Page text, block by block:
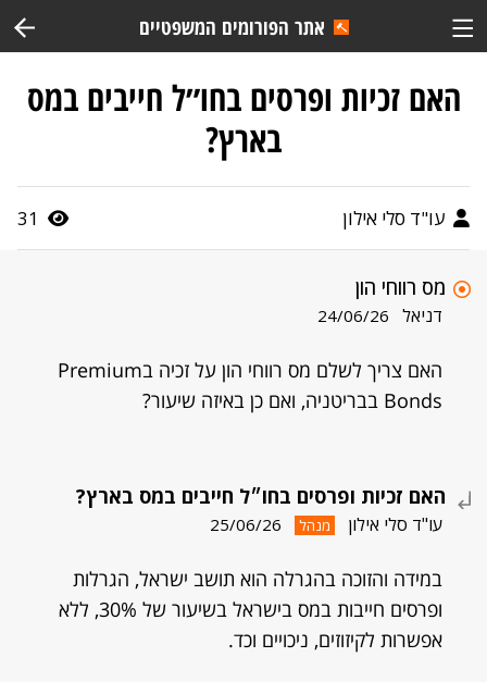
אתר הפורומים המשפטיים
האם זכיות ופרסים בחו״ל חייבים במס
בארץ?
עו"ד סלי אילון 31
מס רווחי הון
דניאל 24/06/26
האם צריך לשלם מס רווחי הון על זכיה בPremium
Bonds בבריטניה, ואם כן באיזה שיעור?
האם זכיות ופרסים בחו״ל חייבים במס בארץ?
עו"ד סלי אילון מנהל 25/06/26
במידה והזוכה בהגרלה הוא תושב ישראל, הגרלות
ופרסים חייבות במס בישראל בשיעור של 30%, ללא
אפשרות לקיזוזים, ניכויים וכד.